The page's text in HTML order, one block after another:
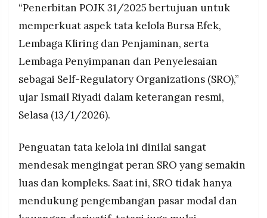
“Penerbitan POJK 31/2025 bertujuan untuk
memperkuat aspek tata kelola Bursa Efek,
Lembaga Kliring dan Penjaminan, serta
Lembaga Penyimpanan dan Penyelesaian
sebagai Self-Regulatory Organizations (SRO),”
ujar Ismail Riyadi dalam keterangan resmi,
Selasa (13/1/2026).
Penguatan tata kelola ini dinilai sangat
mendesak mengingat peran SRO yang semakin
luas dan kompleks. Saat ini, SRO tidak hanya
mendukung pengembangan pasar modal dan